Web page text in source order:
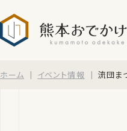
ホーム イベント情報 流団ま